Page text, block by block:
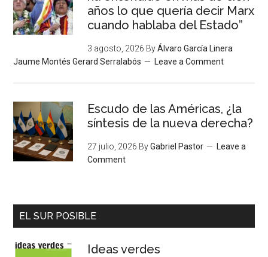
años lo que quería decir Marx
cuando hablaba del Estado”
3 agosto, 2026 ByÁlvaro García Linera
Jaume Montés Gerard Serralabós
Leave a Comment
Escudo de las Américas, ¿la
síntesis de la nueva derecha?
27 julio, 2026 ByGabriel Pastor
Leave a
Comment
EL SUR POSIBLE
Ideas verdes